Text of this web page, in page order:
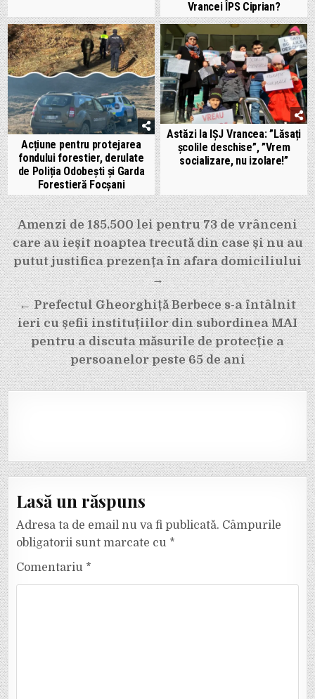
Vrancei ÎPS Ciprian?
Acțiune pentru protejarea
fondului forestier, derulate
de Poliția Odobești și Garda
Forestieră Focșani
Astăzi la IȘJ Vrancea: ”Lăsați
școlile deschise”, ”Vrem
socializare, nu izolare!”
Navigare
în
articole
Amenzi de 185.500 lei pentru 73 de vrânceni
care au ieșit noaptea trecută din case și nu au
putut justifica prezența în afara domiciliului
→
← Prefectul Gheorghiță Berbece s-a întâlnit
ieri cu șefii instituțiilor din subordinea MAI
pentru a discuta măsurile de protecție a
persoanelor peste 65 de ani
Lasă un răspuns
Adresa ta de email nu va fi publicată. Câmpurile
obligatorii sunt marcate cu *
Comentariu *